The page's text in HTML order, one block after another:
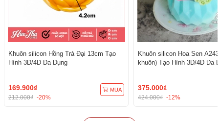
Khuôn silicon Hồng Trà Đại 13cm Tạo
Hình 3D/4D Đa Dụng
169.900₫
212.000₫ -20%
MUA
Khuôn silicon Hoa Sen
khuôn) Tạo Hình 3D/4D Đa
375.000₫
424.000₫ -12%